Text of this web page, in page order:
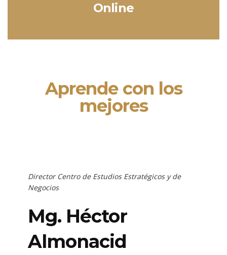
Online
Aprende con los
mejores
Director Centro de Estudios Estratégicos y de
Negocios
Mg. Héctor
Almonacid